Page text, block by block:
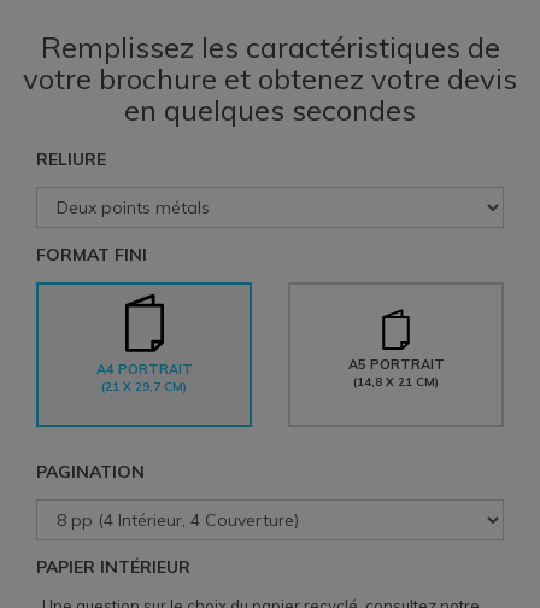
Remplissez les caractéristiques de
votre brochure et obtenez votre devis
en quelques secondes
RELIURE
FORMAT FINI
A4 PORTRAIT
(21 X 29,7 CM)
A5 PORTRAIT
(14,8 X 21 CM)
PAGINATION
PAPIER INTÉRIEUR